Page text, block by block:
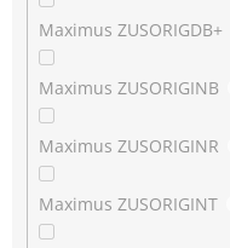
Maximus ZUSORIGDB+
Maximus ZUSORIGINB
Maximus ZUSORIGINR
Maximus ZUSORIGINT